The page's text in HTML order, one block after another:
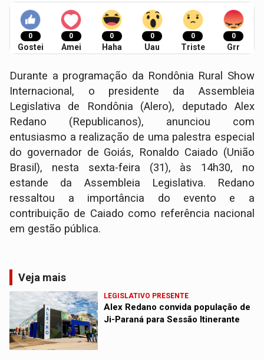
0
Gostei
0
Amei
0
Haha
0
Uau
0
Triste
0
Grr
Durante a programação da Rondônia Rural Show
Internacional, o presidente da Assembleia
Legislativa de Rondônia (Alero), deputado Alex
Redano (Republicanos), anunciou com
entusiasmo a realização de uma palestra especial
do governador de Goiás, Ronaldo Caiado (União
Brasil), nesta sexta-feira (31), às 14h30, no
estande da Assembleia Legislativa. Redano
ressaltou a importância do evento e a
contribuição de Caiado como referência nacional
em gestão pública.
Veja mais
LEGISLATIVO PRESENTE
Alex Redano convida população de
Ji-Paraná para Sessão Itinerante